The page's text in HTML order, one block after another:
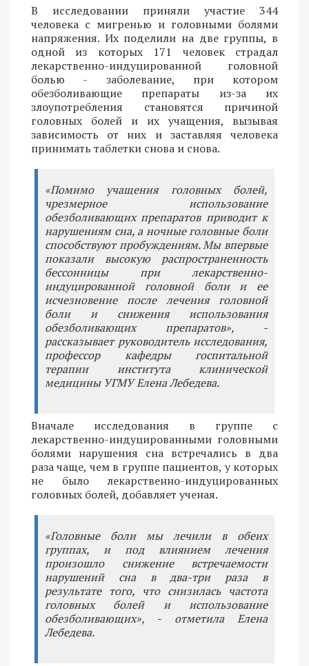
В исследовании приняли участие 344
человека с мигренью и головными болями
напряжения. Их поделили на две группы, в
одной из которых 171 человек страдал
лекарственно-индуцированной головной
болью - заболевание, при котором
обезболивающие препараты из-за их
злоупотребления становятся причиной
головных болей и их учащения, вызывая
зависимость от них и заставляя человека
принимать таблетки снова и снова.
«Помимо учащения головных болей,
чрезмерное использование
обезболивающих препаратов приводит к
нарушениям сна, а ночные головные боли
способствуют пробуждениям. Мы впервые
показали высокую распространенность
бессонницы при лекарственно-
индуцированной головной боли и ее
исчезновение после лечения головной
боли и снижения использования
обезболивающих препаратов», -
рассказывает руководитель исследования,
профессор кафедры госпитальной
терапии института клинической
медицины УГМУ Елена Лебедева.
Вначале исследования в группе с
лекарственно-индуцированными головными
болями нарушения сна встречались в два
раза чаще, чем в группе пациентов, у которых
не было лекарственно-индуцированных
головных болей, добавляет ученая.
«Головные боли мы лечили в обеих
группах, и под влиянием лечения
произошло снижение встречаемости
нарушений сна в два-три раза в
результате того, что снизилась частота
головных болей и использование
обезболивающих», - отметила Елена
Лебедева.